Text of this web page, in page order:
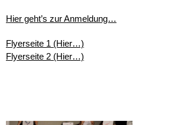
Hier geht’s zur Anmeldung…
Flyerseite 1 (Hier…)
Flyerseite 2 (Hier…)